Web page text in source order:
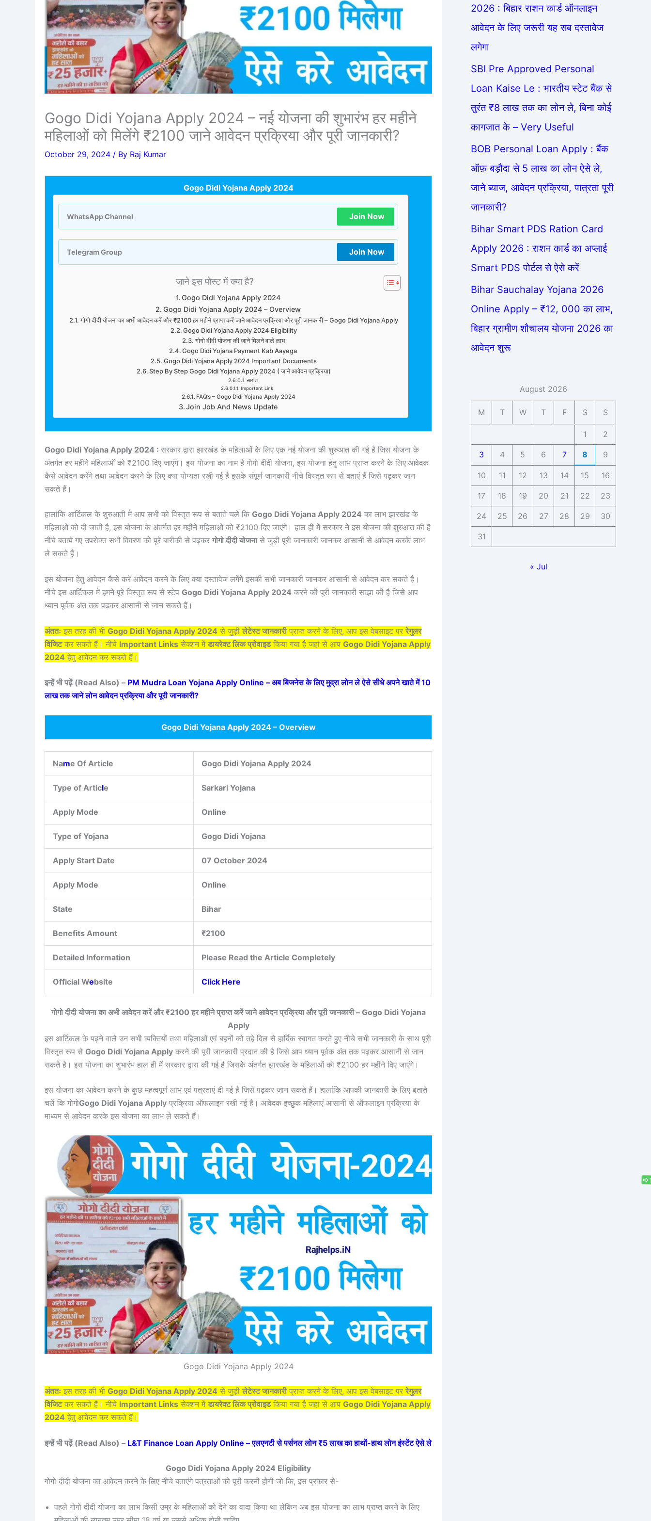
Gogo Didi Yojana Apply 2024 – नई योजना की शुभारंभ हर महीने
महिलाओं को मिलेंगे ₹2100 जाने आवेदन प्रक्रिया और पूरी जानकारी?
October 29, 2024 / By Raj Kumar
Gogo Didi Yojana Apply 2024
WhatsApp Channel Join Now
Telegram Group Join Now
जाने इस पोस्ट में क्या है?
Gogo Didi Yojana Apply 2024
Gogo Didi Yojana Apply 2024 – Overview
गोगो दीदी योजना का अभी आवेदन करें और ₹2100 हर महीने प्राप्त करें जाने आवेदन प्रक्रिया और पूरी जानकारी – Gogo Didi Yojana Apply
Gogo Didi Yojana Apply 2024 Eligibility
गोगो दीदी योजना की जाने मिलने वाले लाभ
Gogo Didi Yojana Payment Kab Aayega
Gogo Didi Yojana Apply 2024 Important Documents
Step By Step Gogo Didi Yojana Apply 2024 ( जाने आवेदन प्रक्रिया)
सारांश
Important Link
FAQ’s – Gogo Didi Yojana Apply 2024
Join Job And News Update
Gogo Didi Yojana Apply 2024 : सरकार द्वारा झारखंड के महिलाओं के लिए एक नई योजना की शुरुआत की गई है जिस योजना के
अंतर्गत हर महीने महिलाओं को ₹2100 दिए जाएंगे। इस योजना का नाम है गोगो दीदी योजना, इस योजना हेतु लाभ प्राप्त करने के लिए आवेदक
कैसे आवेदन करेंगे तथा आवेदन करने के लिए क्या योग्यता रखी गई है इसके संपूर्ण जानकारी नीचे विस्तृत रूप से बताएं हैं जिसे पढ़कर जान
सकते हैं।
हालांकि आर्टिकल के शुरुआती में आप सभी को विस्तृत रूप से बताते चले कि Gogo Didi Yojana Apply 2024 का लाभ झारखंड के
महिलाओं को दी जाती है, इस योजना के अंतर्गत हर महीने महिलाओं को ₹2100 दिए जाएंगे। हाल ही में सरकार ने इस योजना की शुरुआत की है
नीचे बताये गए उपरोक्त सभी विवरण को पूरे बारीकी से पढ़कर गोगो दीदी योजनासे जुड़ी पूरी जानकारी जानकर आसानी से आवेदन करके लाभ
ले सकते हैं।
इस योजना हेतु आवेदन कैसे करें आवेदन करने के लिए क्या दस्तावेज लगेंगे इसकी सभी जानकारी जानकर आसानी से आवेदन कर सकते हैं।
नीचे इस आर्टिकल में हमने पूरे विस्तृत रूप से स्टेप Gogo Didi Yojana Apply 2024 करने की पूरी जानकारी साझा की है जिसे आप
ध्यान पूर्वक अंत तक पढ़कर आसानी से जान सकते हैं।
अंततः इस तरह की भी Gogo Didi Yojana Apply 2024 से जुड़ी लेटेस्ट जानकारीप्राप्त करने के लिए, आप इस वेबसाइट पर रेगुलर
विजिटकर सकते हैं। नीचे Important Links सेक्शन में डायरेक्ट लिंक प्रोवाइडकिया गया है जहां से आप Gogo Didi Yojana Apply
2024 हेतु आवेदन कर सकते हैं।
इन्हें भी पढ़ें (Read Also) – PM Mudra Loan Yojana Apply Online – अब बिजनेस के लिए मुद्रा लोन ले ऐसे सीधे अपने खाते में 10
लाख तक जाने लोन आवेदन प्रक्रिया और पूरी जानकारी?
Gogo Didi Yojana Apply 2024 – Overview
Name Of Article Gogo Didi Yojana Apply 2024
Type of Article Sarkari Yojana
Apply Mode Online
Type of Yojana Gogo Didi Yojana
Apply Start Date 07 October 2024
Apply Mode Online
State Bihar
Benefits Amount ₹2100
Detailed Information Please Read the Article Completely
Official Website Click Here
गोगो दीदी योजना का अभी आवेदन करें और ₹2100 हर महीने प्राप्त करें जाने आवेदन प्रक्रिया और पूरी जानकारी – Gogo Didi Yojana
Apply
इस आर्टिकल के पढ़ने वाले उन सभी व्यक्तियों तथा महिलाओं एवं बहनों को तहे दिल से हार्दिक स्वागत करते हुए नीचे सभी जानकारी के साथ पूरी
विस्तृत रूप से Gogo Didi Yojana Apply करने की पूरी जानकारी प्रदान की है जिसे आप ध्यान पूर्वक अंत तक पढ़कर आसानी से जान
सकते है। इस योजना का शुभारंभ हाल ही में सरकार द्वारा की गई है जिसके अंतर्गत झारखंड के महिलाओं को ₹2100 हर महीने दिए जाएंगे।
इस योजना का आवेदन करने के कुछ महत्वपूर्ण लाभ एवं पत्रताएं दी गई है जिसे पढ़कर जान सकते हैं। हालांकि आपकी जानकारी के लिए बताते
चलें कि गोगोGogo Didi Yojana Apply प्रक्रिया ऑफलाइन रखी गई है। आवेदक इच्छुक महिलाएं आसानी से ऑफलाइन प्रक्रिया के
माध्यम से आवेदन करके इस योजना का लाभ ले सकते हैं।
Gogo Didi Yojana Apply 2024
अंततः इस तरह की भी Gogo Didi Yojana Apply 2024 से जुड़ी लेटेस्ट जानकारीप्राप्त करने के लिए, आप इस वेबसाइट पर रेगुलर
विजिटकर सकते हैं। नीचे Important Links सेक्शन में डायरेक्ट लिंक प्रोवाइडकिया गया है जहां से आप Gogo Didi Yojana Apply
2024 हेतु आवेदन कर सकते हैं।
इन्हें भी पढ़ें (Read Also) – L&T Finance Loan Apply Online – एलएनटी से पर्सनल लोन ₹5 लाख का हाथों-हाथ लोन इंस्टेंट ऐसे ले
Gogo Didi Yojana Apply 2024 Eligibility
गोगो दीदी योजना का आवेदन करने के लिए नीचे बताएंगे पत्रताओं को पूरी करनी होगी जो कि, इस प्रकार से-
पहले गोगो दीदी योजना का लाभ किसी उम्र के महिलाओं को देने का वादा किया था लेकिन अब इस योजना का लाभ प्राप्त करने के लिए
2026 : बिहार राशन कार्ड ऑनलाइन
आवेदन के लिए जरूरी यह सब दस्तावेज
लगेगा
SBI Pre Approved Personal
Loan Kaise Le : भारतीय स्टेट बैंक से
तुरंत ₹8 लाख तक का लोन ले, बिना कोई
कागजात के – Very Useful
BOB Personal Loan Apply : बैंक
ऑफ़ बड़ौदा से 5 लाख का लोन ऐसे ले,
जाने ब्याज, आवेदन प्रक्रिया, पात्रता पूरी
जानकारी?
Bihar Smart PDS Ration Card
Apply 2026 : राशन कार्ड का अप्लाई
Smart PDS पोर्टल से ऐसे करें
Bihar Sauchalay Yojana 2026
Online Apply – ₹12, 000 का लाभ,
बिहार ग्रामीण शौचालय योजना 2026 का
आवेदन शुरू
August 2026
M T W T F S S
1 2
3 4 5 6 7 8 9
10 11 12 13 14 15 16
17 18 19 20 21 22 23
24 25 26 27 28 29 30
31
« Jul